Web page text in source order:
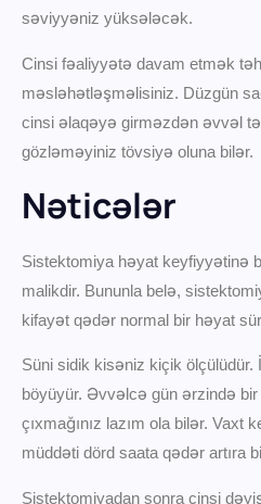
səviyyəniz yüksələcək.
Cinsi fəaliyyətə davam etmək
məsləhətləşməlisiniz. Düzgün
cinsi əlaqəyə girməzdən əvvəl
gözləməyiniz tövsiyə oluna bilər.
Nəticələr
Sistektomiya həyat keyfiyyətinə
malikdir. Bununla belə,
kifayət qədər normal bir həyat
Süni sidik kisəniz kiçik ölçülüdür.
böyüyür. Əvvəlcə gün ərzində
çıxmağınız lazım ola bilər. Vaxt
müddəti dörd saata qədər artıra
Sistektomiyadan sonra cinsi